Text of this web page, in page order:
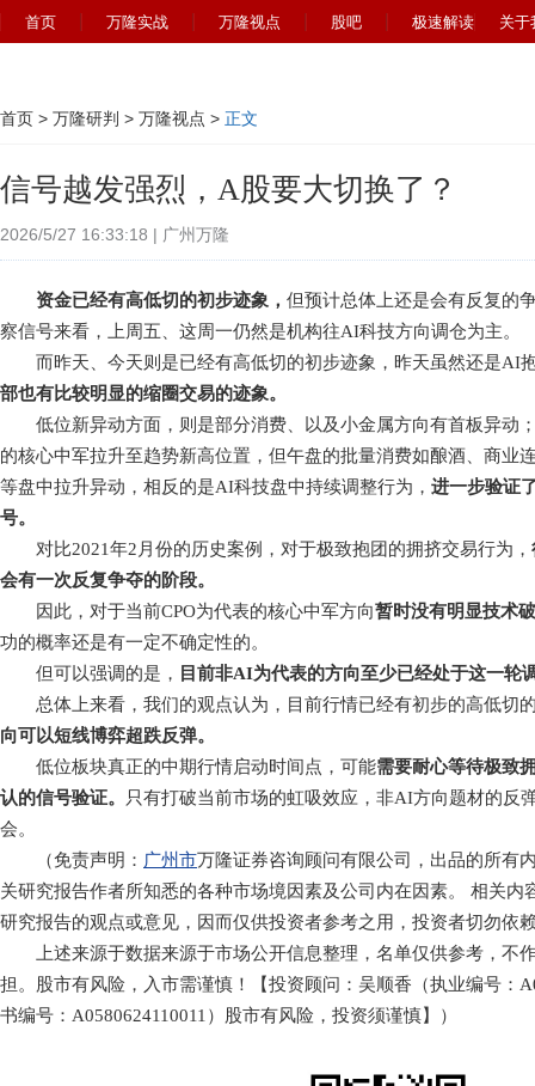
首页 万隆实战 万隆视点 股吧 极速解读 关于
首页 > 万隆研判 > 万隆视点 > 正文
信号越发强烈，A股要大切换了？
2026/5/27 16:33:18 | 广州万隆
资金已经有高低切的初步迹象， 但预计总体上还是会有反复的
察信号来看，上周五、这周一仍然是机构往AI科技方向调仓为主。
而昨天、今天则是已经有高低切的初步迹象，昨天虽然还是AI
部也有比较明显的缩圈交易的迹象。
低位新异动方面，则是部分消费、以及小金属方向有首板异动；
的核心中军拉升至趋势新高位置，但午盘的批量消费如酿酒、商业
等盘中拉升异动，相反的是AI科技盘中持续调整行为， 进一步验证
号。
对比2021年2月份的历史案例，对于极致抱团的拥挤交易行为，
会有一次反复争夺的阶段。
因此，对于当前CPO为代表的核心中军方向暂时没有明显技术
功的概率还是有一定不确定性的。
但可以强调的是， 目前非AI为代表的方向至少已经处于这一轮
总体上来看，我们的观点认为，目前行情已经有初步的高低切
向可以短线博弈超跌反弹。
低位板块真正的中期行情启动时间点，可能需要耐心等待极致
认的信号验证。
只有打破当前市场的虹吸效应，非AI方向题材的反
会。
（免责声明： 广州市万隆证券咨询顾问有限公司，出品的所有
关研究报告作者所知悉的各种市场境因素及公司内在因素。 相关内
研究报告的观点或意见，因而仅供投资者参考之用，投资者切勿依
上述来源于数据来源于市场公开信息整理，名单仅供参考，不
担。股市有风险，入市需谨慎！【投资顾问：吴顺香（执业编号：
书编号：A0580624110011）股市有风险，投资须谨慎】）